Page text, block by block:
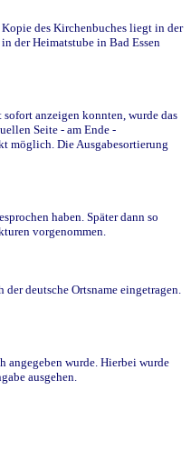
des Kirchenbuches liegt in der
der Heimatstube in Bad Essen
anzeigen konnten, wurde das
Seite - am Ende -
möglich. Die Ausgabesortierung
haben. Später dann so
vorgenommen.
deutsche Ortsname eingetragen.
angegeben wurde. Hierbei wurde
ausgehen.